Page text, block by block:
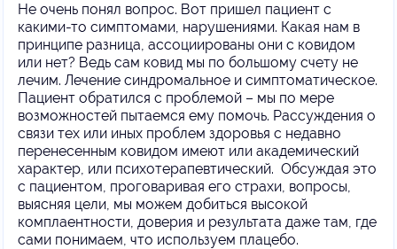
Не очень понял вопрос. Вот пришел пациент с
какими-то симптомами, нарушениями. Какая нам в
принципе разница, ассоциированы они с ковидом
или нет? Ведь сам ковид мы по большому счету не
лечим. Лечение синдромальное и симптоматическое.
Пациент обратился с проблемой – мы по мере
возможностей пытаемся ему помочь. Рассуждения о
связи тех или иных проблем здоровья с недавно
перенесенным ковидом имеют или академический
характер, или психотерапевтический. Обсуждая это
с пациентом, проговаривая его страхи, вопросы,
выясняя цели, мы можем добиться высокой
комплаентности, доверия и результата даже там, где
сами понимаем, что используем плацебо.